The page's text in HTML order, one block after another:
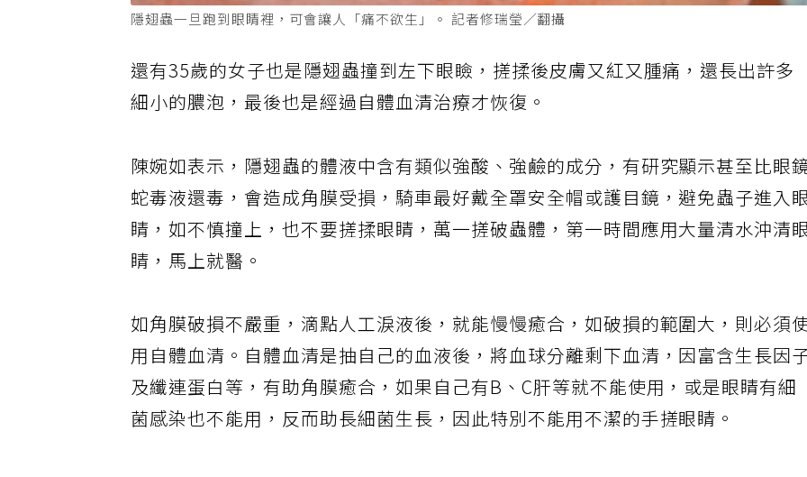
隱翅蟲一旦跑到眼睛裡，可會讓人「痛不欲生」。 記者修瑞瑩／翻攝
還有35歲的女子也是隱翅蟲撞到左下眼瞼，搓揉後皮膚又紅又腫痛，還長出許多
細小的膿泡，最後也是經過自體血清治療才恢復。
陳婉如表示，隱翅蟲的體液中含有類似強酸、強鹼的成分，有研究顯示甚至比眼
蛇毒液還毒，會造成角膜受損，騎車最好戴全罩安全帽或護目鏡，避免蟲子進入
睛，如不慎撞上，也不要搓揉眼睛，萬一搓破蟲體，第一時間應用大量清水沖清
睛，馬上就醫。
如角膜破損不嚴重，滴點人工淚液後，就能慢慢癒合，如破損的範圍大，則必須
用自體血清。自體血清是抽自己的血液後，將血球分離剩下血清，因富含生長因
及纖連蛋白等，有助角膜癒合，如果自己有B、C肝等就不能使用，或是眼睛有細
菌感染也不能用，反而助長細菌生長，因此特別不能用不潔的手搓眼睛。